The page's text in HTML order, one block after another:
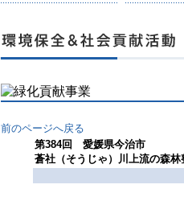
前のページへ戻る
第384回 愛媛県今治市
蒼社（そうじゃ）川上流の森林